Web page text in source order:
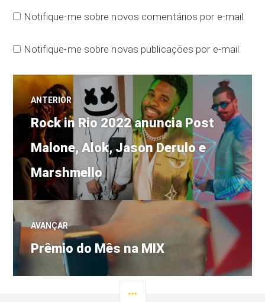
Notifique-me sobre novos comentários por e-mail.
Notifique-me sobre novas publicações por e-mail.
Navegação
de
Post
ANTERIOR
Post
anterior:
Rock in Rio 2022 anuncia Post
Malone, Alok, Jason Derulo e
Marshmello
AVANÇAR
Próximo
post:
Prêmio do Mês na MIX